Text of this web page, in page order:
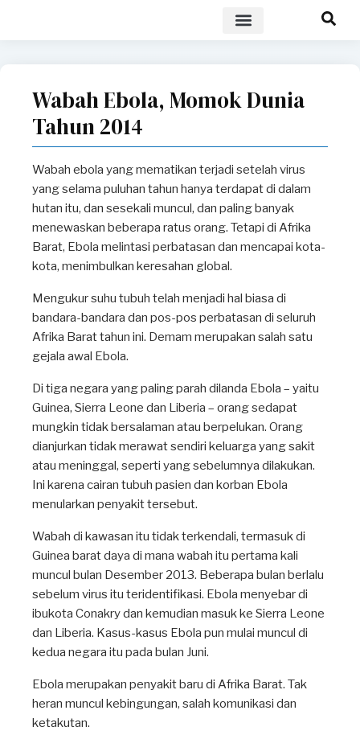
Wabah Ebola, Momok Dunia
Tahun 2014
Wabah ebola yang mematikan terjadi setelah virus
yang selama puluhan tahun hanya terdapat di dalam
hutan itu, dan sesekali muncul, dan paling banyak
menewaskan beberapa ratus orang. Tetapi di Afrika
Barat, Ebola melintasi perbatasan dan mencapai kota-
kota, menimbulkan keresahan global.
Mengukur suhu tubuh telah menjadi hal biasa di
bandara-bandara dan pos-pos perbatasan di seluruh
Afrika Barat tahun ini. Demam merupakan salah satu
gejala awal Ebola.
Di tiga negara yang paling parah dilanda Ebola – yaitu
Guinea, Sierra Leone dan Liberia – orang sedapat
mungkin tidak bersalaman atau berpelukan. Orang
dianjurkan tidak merawat sendiri keluarga yang sakit
atau meninggal, seperti yang sebelumnya dilakukan.
Ini karena cairan tubuh pasien dan korban Ebola
menularkan penyakit tersebut.
Wabah di kawasan itu tidak terkendali, termasuk di
Guinea barat daya di mana wabah itu pertama kali
muncul bulan Desember 2013. Beberapa bulan berlalu
sebelum virus itu teridentifikasi. Ebola menyebar di
ibukota Conakry dan kemudian masuk ke Sierra Leone
dan Liberia. Kasus-kasus Ebola pun mulai muncul di
kedua negara itu pada bulan Juni.
Ebola merupakan penyakit baru di Afrika Barat. Tak
heran muncul kebingungan, salah komunikasi dan
ketakutan.